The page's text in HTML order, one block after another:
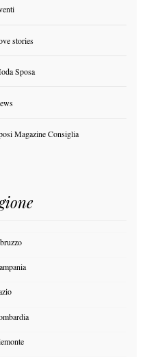
stories
Sposa
Magazine Consiglia